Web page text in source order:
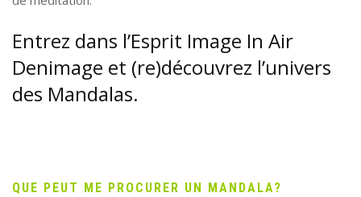
Entrez dans l’Esprit Image In Air
Denimage et (re)découvrez l’univers
des Mandalas.
QUE PEUT ME PROCURER UN MANDALA?